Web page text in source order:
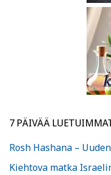
7 PÄIVÄÄ
Rosh Hashana –
Kiehtova matka